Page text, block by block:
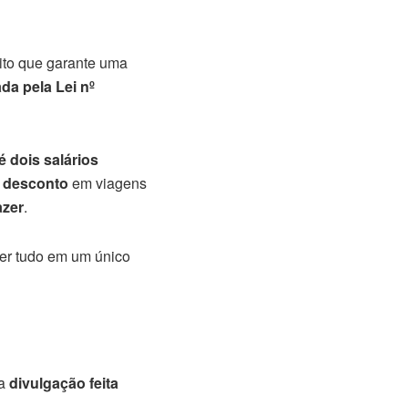
que garante uma
pela Lei nº
dois salários
em viagens
.
tudo em um único
divulgação feita